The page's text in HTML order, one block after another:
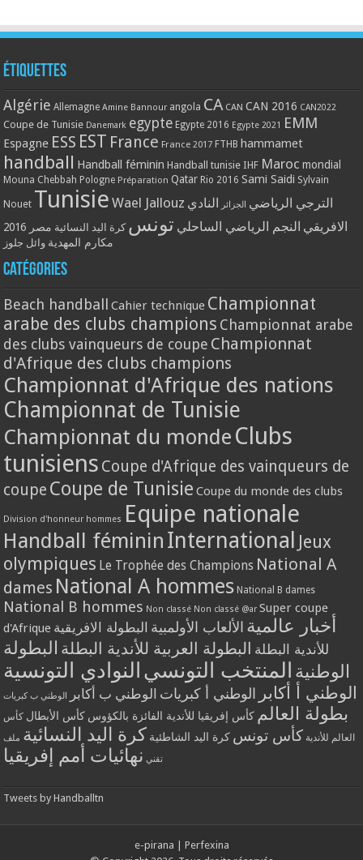
Étiquettes
Algérie Allemagne Amine Bannour angola CA CAN CAN 2016 CAN2022
Coupe de Tunisie Danemark egypte Egypte 2016 Egypte 2021 EMM
Espagne ESS EST France France 2017 FTHB hammamet
handball Handball féminin Handball tunisie IHF Maroc mondial
Mouna Chebbah Pologne Préparation Qatar Rio 2016 Sami Saidi Sylvain
Nouet Tunisie Wael Jallouz الترجي الرياضي الجزائر النادي
الافريقي النجم الرياضي الساحلي تونس كرة اليد النسائية مصر 2016
مكارم المهدية وائل جلوز
Catégories
Beach handball Cahier technique Championnat
arabe des clubs champions Championnat arabe
des clubs vainqueurs de coupe Championnat
d'Afrique des clubs champions
Championnat d'Afrique des nations
Championnat de Tunisie
Championnat du monde Clubs
tunisiens Coupe d'Afrique des vainqueurs de
coupe Coupe de Tunisie Coupe du monde des clubs
Division d'honneur hommes Equipe nationale
Handball féminin International Jeux
olympiques Le Trophée des Champions National A
dames National A hommes National B dames
National B hommes Non classé Non classé @ar Super coupe
d'Afrique
أخبار عالمية الألعاب الأولمبية البطولة الافريقية
للأندية البطلة البطولة العربية للأندية البطلة البطولة
الوطنية المنتخب التونسي النوادي التونسية
الوطني أ أكابر الوطني أ كبريات الوطني ب أكابر الوطني ب كبريات
بطولة العالم كأس إفريقيا للأندية الفائزة بالكؤوس كأس الأبطال كأس
العالم للأندية كأس تونس كرة اليد الشاطئية كرة اليد النسائية ملف
تقني نهائيات أمم إفريقيا
Tweets by Handballtn
e-pirana
Perfexina